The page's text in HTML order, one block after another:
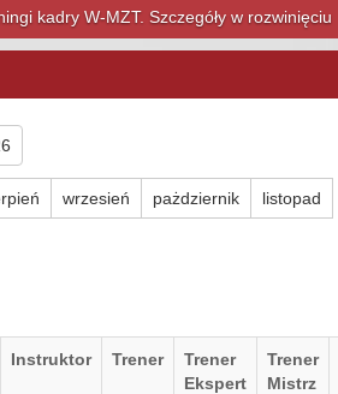
w rozwinięciu
wrzesień pażdziernik listopad
Instruktor Trener
Trener
Ekspert
Trener
Mistrz